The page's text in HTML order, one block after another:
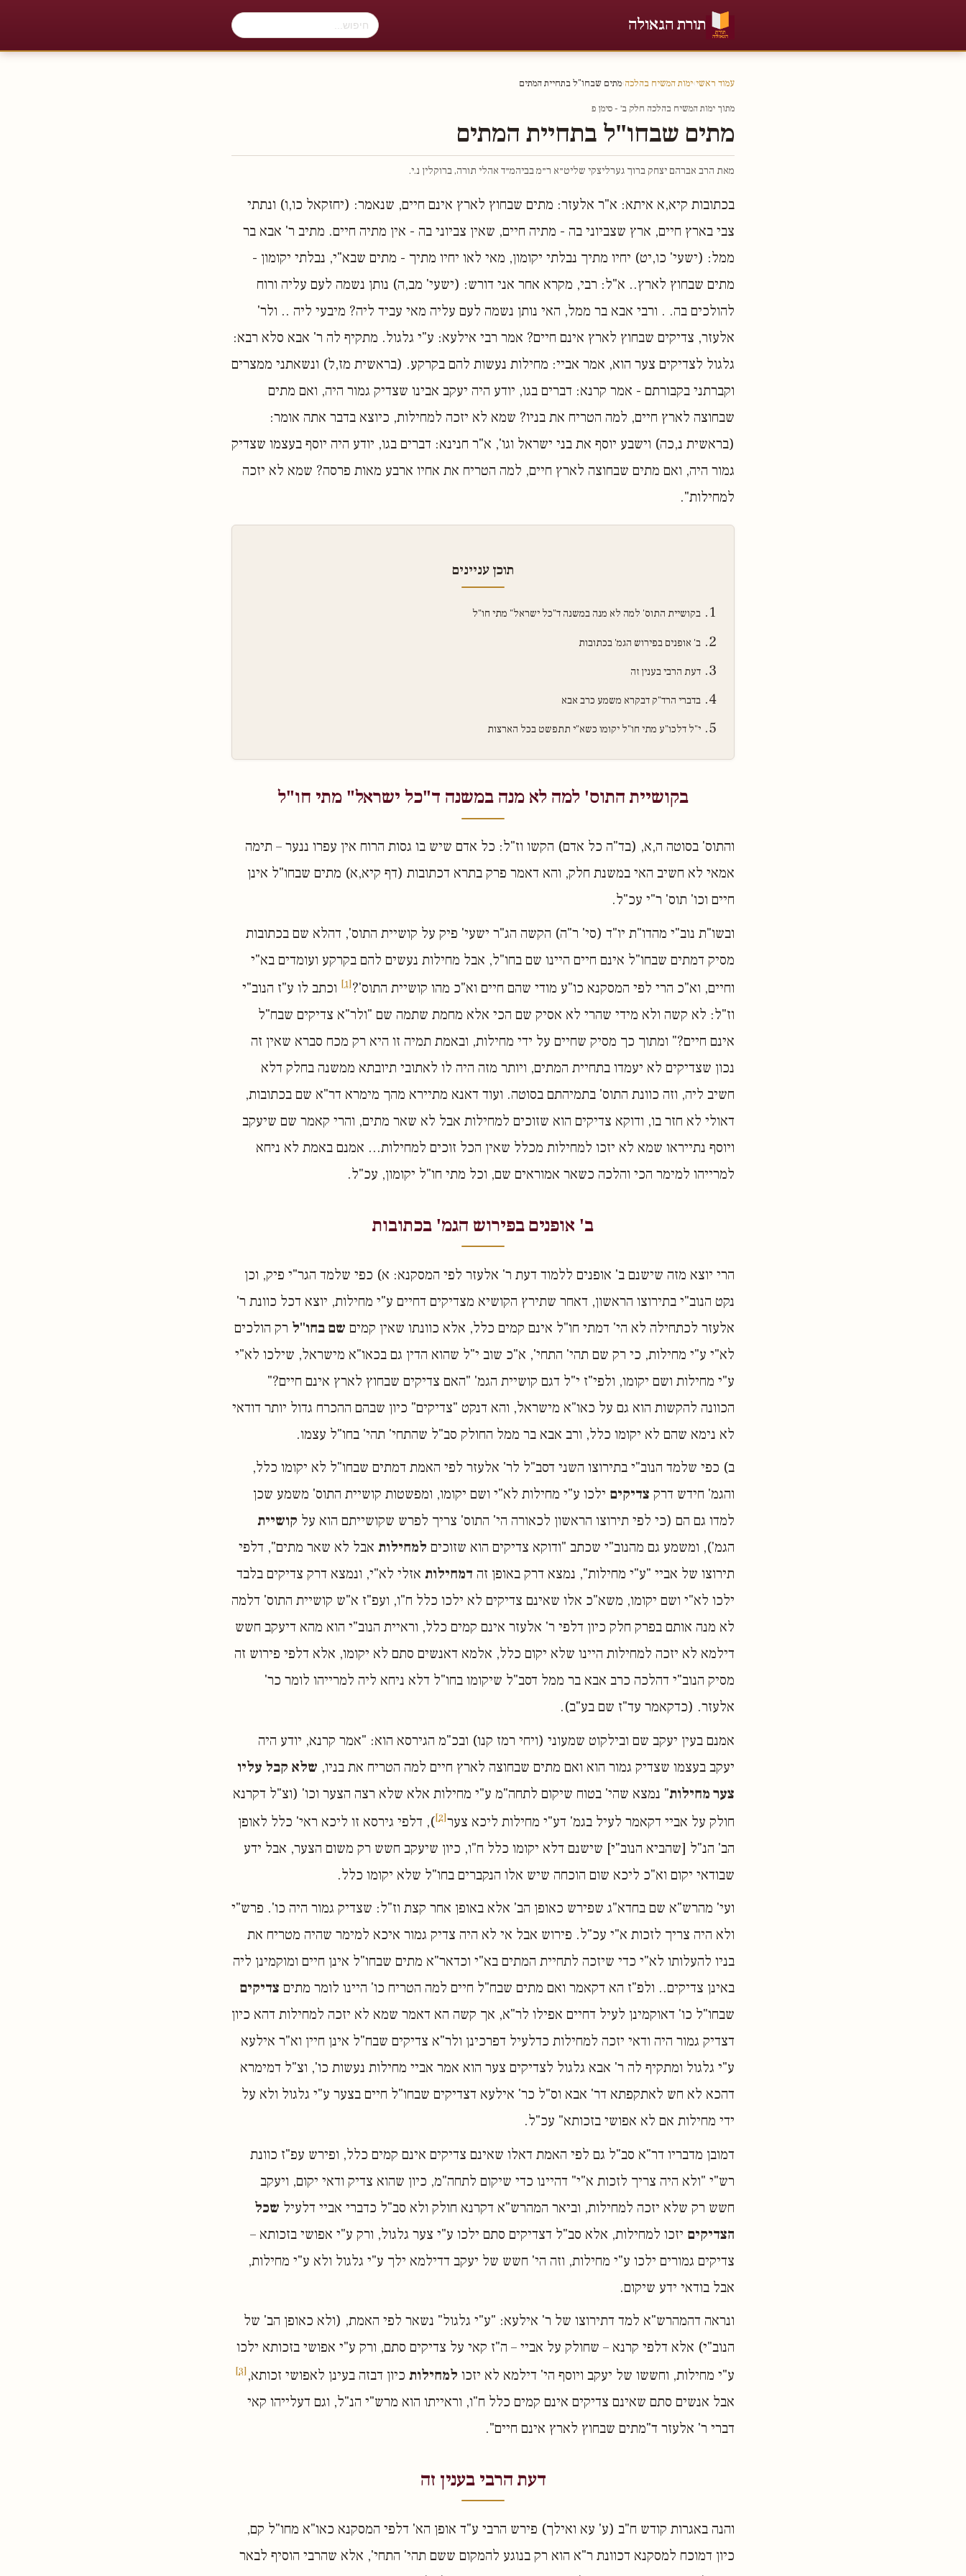
תורת הגאולה
עמוד ראשי›ימות המשיח בהלכה›מתים שבחו"ל בתחיית המתים
מתוך ימות המשיח בהלכה חלק ב׳ - סימן פ
מתים שבחו"ל בתחיית המתים
מאת הרב אברהם יצחק ברוך גערליצקי שליט״א ר״מ בביהמ״ד אהלי תורה, ברוקלין נ.י.
בכתובות קיא,א איתא: א"ר אלעזר: מתים שבחוץ לארץ אינם חיים, שנאמר: (יחזקאל כו,ו) ונתתי
צבי בארץ חיים, ארץ שצביוני בה - מתיה חיים, שאין צביוני בה - אין מתיה חיים. מתיב ר' אבא בר
ממל: (ישעי' כו,יט) יחיו מתיך נבלתי יקומון, מאי לאו יחיו מתיך - מתים שבא"י, נבלתי יקומון -
מתים שבחוץ לארץ.. א"ל: רבי, מקרא אחר אני דורש: (ישעי' מב,ה) נותן נשמה לעם עליה ורוח
להולכים בה. . ורבי אבא בר ממל, האי נותן נשמה לעם עליה מאי עביד ליה? מיבעי ליה .. ולר'
אלעזר, צדיקים שבחוץ לארץ אינם חיים? אמר רבי אילעא: ע"י גלגול. מתקיף לה ר' אבא סלא רבא:
גלגול לצדיקים צער הוא, אמר אביי: מחילות נעשות להם בקרקע. (בראשית מז,ל) ונשאתני ממצרים
וקברתני בקבורתם - אמר קרנא: דברים בגו, יודע היה יעקב אבינו שצדיק גמור היה, ואם מתים
שבחוצה לארץ חיים, למה הטריח את בניו? שמא לא יזכה למחילות, כיוצא בדבר אתה אומר:
(בראשית נ,כה) וישבע יוסף את בני ישראל וגו', א"ר חנינא: דברים בגו, יודע היה יוסף בעצמו שצדיק
גמור היה, ואם מתים שבחוצה לארץ חיים, למה הטריח את אחיו ארבע מאות פרסה? שמא לא יזכה
למחילות".
תוכן עניינים
בקושיית התוס' למה לא מנה במשנה ד"כל ישראל" מתי חו"ל
ב' אופנים בפירוש הגמ' בכתובות
דעת הרבי בענין זה
בדברי הרד"ק דבקרא משמע כרב אבא
י"ל דלכו"ע מתי חו"ל יקומו כשא"י תתפשט בכל הארצות
בקושיית התוס' למה לא מנה במשנה ד"כל ישראל" מתי חו"ל
והתוס' בסוטה ה,א, (בד"ה כל אדם) הקשו וז"ל: כל אדם שיש בו גסות הרוח אין עפרו ננער – תימה
אמאי לא חשיב האי במשנת חלק, והא דאמר פרק בתרא דכתובות (דף קיא,א) מתים שבחו"ל אינן
חיים וכו' תוס' ר"י עכ"ל.
ובשו"ת נוב"י מהדו"ת יו"ד (סי' ר"ה) הקשה הג"ר ישעי' פיק על קושיית התוס', דהלא שם בכתובות
מסיק דמתים שבחו"ל אינם חיים היינו שם בחו"ל, אבל מחילות נעשים להם בקרקע ועומדים בא"י
וחיים, וא"כ הרי לפי המסקנא כו"ע מודי שהם חיים וא"כ מהו קושיית התוס'?[1]
וכתב לו ע"ז הנוב"י
וז"ל: לא קשה ולא מידי שהרי לא אסיק שם הכי אלא מחמת שתמה שם "ולר"א צדיקים שבח"ל
אינם חיים?" ומתוך כך מסיק שחיים על ידי מחילות, ובאמת תמיה זו היא רק מכח סברא שאין זה
נכון שצדיקים לא יעמדו בתחיית המתים, ויותר מזה היה לו לאתובי תיובתא ממשנה בחלק דלא
חשיב ליה, וזה כוונת התוס' בתמיהתם בסוטה. ועוד דאנא מתיירא מהך מימרא דר"א שם בכתובות,
דאולי לא חזר בו, ודוקא צדיקים הוא שזוכים למחילות אבל לא שאר מתים, והרי קאמר שם שיעקב
ויוסף נתייראו שמא לא יזכו למחילות מכלל שאין הכל זוכים למחילות... אמנם באמת לא ניחא
למרייהו למימר הכי והלכה כשאר אמוראים שם, וכל מתי חו"ל יקומון, עכ"ל.
ב' אופנים בפירוש הגמ' בכתובות
הרי יוצא מזה שישנם ב' אופנים ללמוד דעת ר' אלעזר לפי המסקנא: א) כפי שלמד הגר"י פיק, וכן
נקט הנוב"י בתירוצו הראשון, דאחר שתירץ הקושיא מצדיקים דחיים ע"י מחילות, יוצא דכל כוונת ר'
אלעזר לכתחילה לא הי' דמתי חו"ל אינם קמים כלל, אלא כוונתו שאין קמים שם בחו"ל רק הולכים
לא"י ע"י מחילות, כי רק שם תהי' התחי', א"כ שוב י"ל שהוא הדין גם בכאו"א מישראל, שילכו לא"י
ע"י מחילות ושם יקומו, ולפי"ז י"ל דגם קושיית הגמ' "האם צדיקים שבחוץ לארץ אינם חיים?"
הכוונה להקשות הוא גם על כאו"א מישראל, והא דנקט "צדיקים" כיון שבהם ההכרח גדול יותר דודאי
לא נימא שהם לא יקומו כלל, ורב אבא בר ממל החולק סב"ל שהתחי' תהי' בחו"ל עצמו.
ב) כפי שלמד הנוב"י בתירוצו השני דסב"ל לר' אלעזר לפי האמת דמתים שבחו"ל לא יקומו כלל,
והגמ' חידש דרק צדיקים ילכו ע"י מחילות לא"י ושם יקומו, ומפשטות קושיית התוס' משמע שכן
למדו גם הם (כי לפי תירוצו הראשון לכאורה הי' התוס' צריך לפרש שקושייתם הוא על קושיית
הגמ'), ומשמע גם מהנוב"י שכתב "ודוקא צדיקים הוא שזוכים למחילות אבל לא שאר מתים", דלפי
תירוצו של אביי "ע"י מחילות", נמצא דרק באופן זה דמחילות אזלי לא"י, ונמצא דרק צדיקים בלבד
ילכו לא"י ושם יקומו, משא"כ אלו שאינם צדיקים לא ילכו כלל ח"ו, ועפ"ז א"ש קושיית התוס' דלמה
לא מנה אותם בפרק חלק כיון דלפי ר' אלעזר אינם קמים כלל, וראיית הנוב"י הוא מהא דיעקב חשש
דילמא לא יזכה למחילות היינו שלא יקום כלל, אלמא דאנשים סתם לא יקומו, אלא דלפי פירוש זה
מסיק הנוב"י דהלכה כרב אבא בר ממל דסב"ל שיקומו בחו"ל דלא ניחא ליה למרייהו לומר כר'
אלעזר. (כדקאמר עד"ז שם בע"ב).
אמנם בעין יעקב שם ובילקוט שמעוני (ויחי רמז קנו) ובכ"מ הגירסא הוא: "אמר קרנא, יודע היה
יעקב בעצמו שצדיק גמור הוא ואם מתים שבחוצה לארץ חיים למה הטריח את בניו, שלא קבל עליו
צער מחילות" נמצא שהי' בטוח שיקום לתחה"מ ע"י מחילות אלא שלא רצה הצער וכו' (וצ"ל דקרנא
חולק על אביי דקאמר לעיל בגמ' דע"י מחילות ליכא צער[2]
), דלפי גירסא זו ליכא ראי' כלל לאופן
הב' הנ"ל [שהביא הנוב"י] שישנם דלא יקומו כלל ח"ו, כיון שיעקב חשש רק משום הצער, אבל ידע
שבודאי יקום וא"כ ליכא שום הוכחה שיש אלו הנקברים בחו"ל שלא יקומו כלל.
ועי' מהרש"א שם בחדא"ג שפירש כאופן הב' אלא באופן אחר קצת וז"ל: שצדיק גמור היה כו'. פרש"י
ולא היה צריך לזכות א"י עכ"ל. פירוש אבל אי לא היה צדיק גמור איכא למימר שהיה מטריח את
בניו להעלותו לא"י כדי שיזכה לתחיית המתים בא"י וכדאר"א מתים שבחו"ל אינן חיים ומוקמינן ליה
באינן צדיקים.. ולפ"ז הא דקאמר ואם מתים שבח"ל חיים למה הטריח כו' היינו לומר מתים צדיקים
שבחו"ל כו' דאוקמינן לעיל דחיים אפילו לר"א, אך קשה הא דאמר שמא לא יזכה למחילות דהא כיון
דצדיק גמור היה ודאי יזכה למחילות כדלעיל דפרכינן ולר"א צדיקים שבח"ל אינן חיין וא"ר אילעא
ע"י גלגול ומתקיף לה ר' אבא גלגול לצדיקים צער הוא אמר אביי מחילות נעשות כו', וצ"ל דמימרא
דהכא לא חש לאתקפתא דר' אבא וס"ל כר' אילעא דצדיקים שבחו"ל חיים בצער ע"י גלגול ולא על
ידי מחילות אם לא אפושי בזכותא" עכ"ל.
דמובן מדבריו דר"א סב"ל גם לפי האמת דאלו שאינם צדיקים אינם קמים כלל, ופירש עפ"ז כוונת
רש"י "ולא היה צריך לזכות א"י" דהיינו כדי שיקום לתחה"מ, כיון שהוא צדיק ודאי יקום, ויעקב
חשש רק שלא יזכה למחילות, וביאר המהרש"א דקרנא חולק ולא סב"ל כדברי אביי דלעיל שכל
הצדיקים יזכו למחילות, אלא סב"ל דצדיקים סתם ילכו ע"י צער גלגול, ורק ע"י אפושי בזכותא –
צדיקים גמורים ילכו ע"י מחילות, וזה הי' חשש של יעקב דדילמא ילך ע"י גלגול ולא ע"י מחילות,
אבל בודאי ידע שיקום.
ונראה דהמהרש"א למד דתירוצו של ר' אילעא: "ע"י גלגול" נשאר לפי האמת, (ולא כאופן הב' של
הנוב"י) אלא דלפי קרנא – שחולק על אביי – ה"ז קאי על צדיקים סתם, ורק ע"י אפושי בזכותא ילכו
ע"י מחילות, וחששו של יעקב ויוסף הי' דילמא לא יזכו למחילות כיון דבזה בעינן לאפושי זכותא, [3]
אבל אנשים סתם שאינם צדיקים אינם קמים כלל ח"ו, וראייתו הוא מרש"י הנ"ל, וגם דעלייהו קאי
דברי ר' אלעזר ד"מתים שבחוץ לארץ אינם חיים".
דעת הרבי בענין זה
והנה באגרות קודש ח"ב (ע' עא ואילך) פירש הרבי ע"ד אופן הא' דלפי המסקנא כאו"א מחו"ל קם,
כיון דמוכח למסקנא דכוונת ר"א הוא רק בנוגע להמקום ששם תהי' התחי', אלא שהרבי הוסיף לבאר